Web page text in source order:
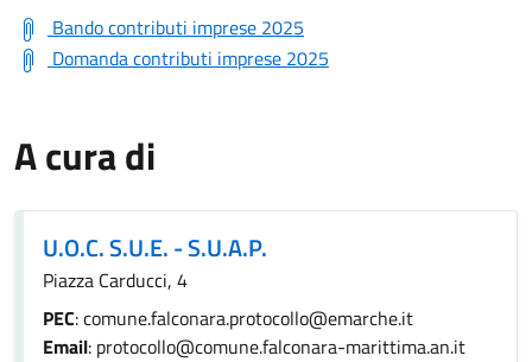
Bando contributi imprese 2025
Domanda contributi imprese 2025
A cura di
U.O.C. S.U.E. - S.U.A.P.
Piazza Carducci, 4
PEC: comune.falconara.protocollo@emarche.it
Email: protocollo@comune.falconara-marittima.an.it